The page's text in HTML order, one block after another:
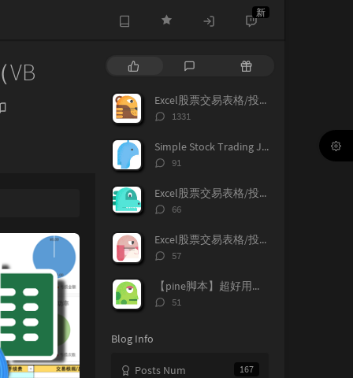
新
p
l
a
a
r
t
c
e
s
t
t
m
n
R
n
m
t
l
Excel股票交易表格/投资记录表格，支持宏（VBA）V1.6
评
数：
1331
Simple Stock Trading Journal with Excel Marco（vba）
评
数：
91
Excel股票交易表格/投资记录表格，下载列表【永久更新支持】
评
数：
66
Excel股票交易表格/投资记录表格，支持宏（VBA），支持加密货币兑换记录，更新V1.9
评
数：
57
【pine脚本】超好用的随机指标(stochastic /KDI)分享！
评
51
Blog Info
167
Posts Num